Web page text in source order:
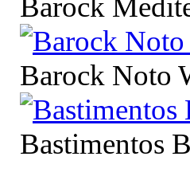
Barock
Barock Noto
Bastimentos